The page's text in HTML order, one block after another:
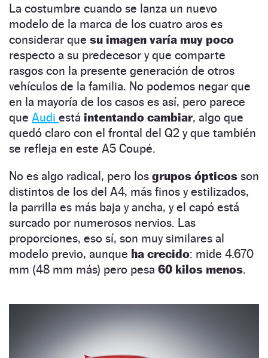
La costumbre cuando se lanza un nuevo
modelo de la marca de los cuatro aros es
considerar que su imagen varía muy poco
respecto a su predecesor y que comparte
rasgos con la presente generación de otros
vehículos de la familia. No podemos negar que
en la mayoría de los casos es así, pero parece
que Audi está intentando cambiar, algo que
quedó claro con el frontal del Q2 y que también
se refleja en este A5 Coupé.
No es algo radical, pero los grupos ópticos son
distintos de los del A4, más finos y estilizados,
la parrilla es más baja y ancha, y el capó está
surcado por numerosos nervios. Las
proporciones, eso sí, son muy similares al
modelo previo, aunque ha crecido: mide 4.670
mm (48 mm más) pero pesa 60 kilos menos.